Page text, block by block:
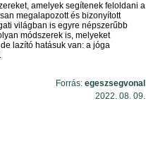
amelyek segítenek feloldani a
megalapozott és bizonyított
világban is egyre népszerűbb
módszerek is, melyeket
lazító hatásuk van: a jóga
Forrás: egeszsegvonal
2022. 08. 09.